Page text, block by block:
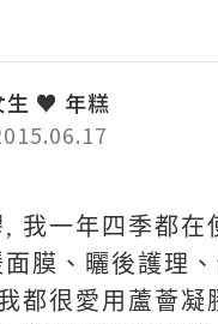
生 ♥ 年糕
我一年四季都在
膜、曬後護理
都很愛用蘆薈